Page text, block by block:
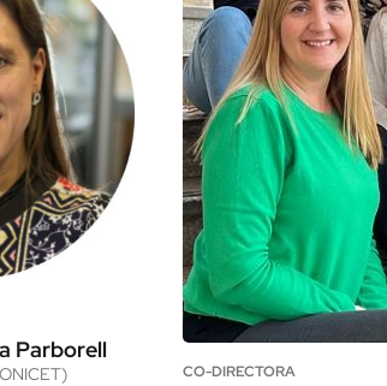
Parborell
CO-DIRECTORA